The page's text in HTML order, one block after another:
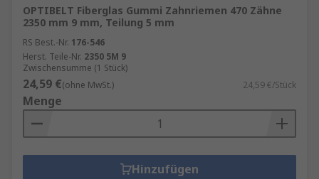
OPTIBELT Fiberglas Gummi Zahnriemen 470 Zähne
2350 mm 9 mm, Teilung 5 mm
RS Best.-Nr. 176-546
Herst. Teile-Nr. 2350 5M 9
Zwischensumme (1 Stück)
24,59 €(ohne MwSt.) 24,59 €/Stück
Menge
Hinzufügen